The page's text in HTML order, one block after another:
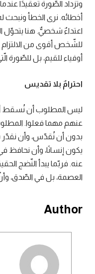
وتزداد الصّورة تعقيدًا
أخطائه. نرى الخطأ ونبحث
اعتداءٌ شخصيٌّ. هنا يتحوّل
للشّخص أقوى من الالتزام
أوفياء للقيم، بل للصّورة
احترامٌ بلا تقديس
ليس المطلوب أن نُسقط
عنهم مهما فعلوا.
بدون أن نُقدّس، وأن نقدّر
يكون إنسانًا، وأن
عنه. فربّما يبدأ النّضج
العصمة، بل في الصّدق،
Author